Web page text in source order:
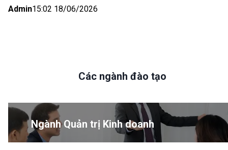
Admin15:02 18/06/2026
Các ngành đào tạo
Ngành Quản trị Kinh doanh